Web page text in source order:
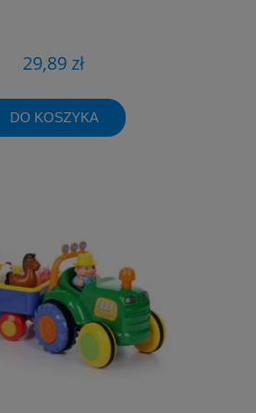
29,89 zł
DO KOSZYKA